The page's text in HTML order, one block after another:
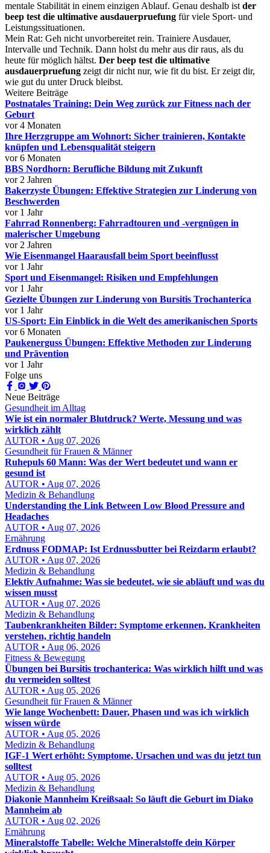
mentale Stabilität in einem einzigen Ablauf. Genau deshalb ist der
beep test die ultimative ausdauerpruefung für viele Sport- und
Leistungssituationen.
Mein Rat: Geh nicht unvorbereitet rein. Trainiere Ausdauer,
Intervalle und Technik. Dann holst du mehr aus dir raus, als du
heute für möglich hältst. Der beep test die ultimative
ausdauerpruefung zeigt dir nicht nur, wie fit du bist. Er zeigt dir,
wie gut du unter Druck bleibst.
Weitere Beiträge
Postnatales Training: Dein Weg zurück zur Fitness nach der
Geburt
vor 4 Monaten
Ihre Herzgruppe am Wohnort: Sicher trainieren, Kontakte
knüpfen und Lebensqualität steigern
vor 6 Monaten
BBS Nordhorn: Berufliche Bildung mit Zukunft
vor 2 Jahren
Bakerzyste Übungen: Effektive Strategien zur Linderung von
Beschwerden
vor 1 Jahr
Fahrrad Ronnenberg: Fahrradtouren und -vergnügen in
malerischer Umgebung
vor 2 Jahren
Wie Eisenmangel Haarausfall beim Sport beeinflusst
vor 1 Jahr
Sport und Eisenmangel: Risiken und Empfehlungen
vor 1 Jahr
Gezielte Übungen zur Linderung von Bursitis Trochanterica
vor 1 Jahr
US-Sport: Ein Einblick in die Welt des amerikanischen Sports
vor 6 Monaten
Paukenerguss Übungen: Effektive Methoden zur Linderung
und Prävention
vor 1 Jahr
Folge uns
Neue Beiträge
Gesundheit im Alltag
Wie ist ein normaler Blutdruck? Werte, Messung und was
wirklich zählt
AUTOR • Aug 07, 2026
Gesundheit für Frauen & Männer
Ruhepuls 60 Mann: Was der Wert bedeutet und wann er
gesund ist
AUTOR • Aug 07, 2026
Medizin & Behandlung
Understanding the Link Between Low Blood Pressure and
Headaches
AUTOR • Aug 07, 2026
Ernährung
Erdnuss FODMAP: Ist Erdnussbutter bei Reizdarm erlaubt?
AUTOR • Aug 07, 2026
Medizin & Behandlung
Elektiv Aufnahme: Was sie bedeutet, wie sie abläuft und was du
wissen musst
AUTOR • Aug 07, 2026
Medizin & Behandlung
Taubenkrankheiten Bilder: Symptome erkennen, Krankheiten
verstehen, richtig handeln
AUTOR • Aug 06, 2026
Fitness & Bewegung
Übungen bei Bursitis trochanterica: Was wirklich hilft und was
du vermeiden solltest
AUTOR • Aug 05, 2026
Gesundheit für Frauen & Männer
Wie lange Wochenbett: Dauer, Phasen und was ich wirklich
wissen würde
AUTOR • Aug 05, 2026
Medizin & Behandlung
IGF-1 Wert erhöht: Symptome, Ursachen und was du jetzt tun
solltest
AUTOR • Aug 05, 2026
Medizin & Behandlung
Diakonie Mannheim Kreißsaal: So läuft die Geburt im Diako
Mannheim ab
AUTOR • Aug 02, 2026
Ernährung
Mineralstoffe Tabelle: Welche Mineralstoffe dein Körper